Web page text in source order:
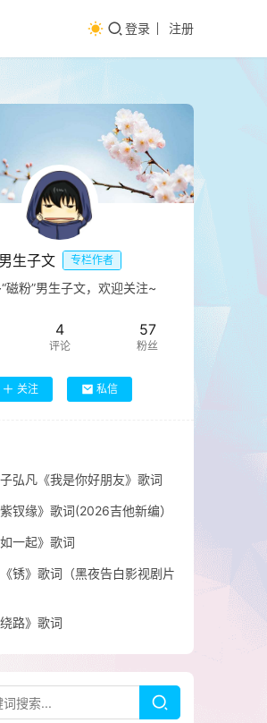
登录 注册
男生子文 专栏作者
磁粉”男生子文，欢迎关注~
4
评论
57
粉丝
关注 私信
弘凡《我是你好朋友》歌词
钗缘》歌词(2026吉他新编）
一起》歌词
锈》歌词（黑夜告白影视剧片
路》歌词